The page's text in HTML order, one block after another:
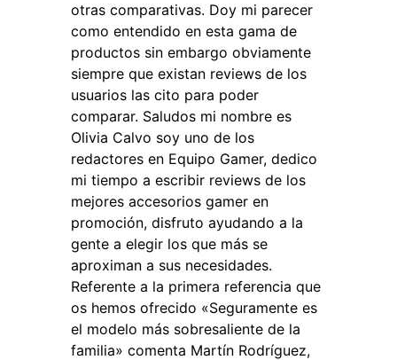
otras comparativas. Doy mi parecer
como entendido en esta gama de
productos sin embargo obviamente
siempre que existan reviews de los
usuarios las cito para poder
comparar. Saludos mi nombre es
Olivia Calvo soy uno de los
redactores en Equipo Gamer, dedico
mi tiempo a escribir reviews de los
mejores accesorios gamer en
promoción, disfruto ayudando a la
gente a elegir los que más se
aproximan a sus necesidades.
Referente a la primera referencia que
os hemos ofrecido «Seguramente es
el modelo más sobresaliente de la
familia» comenta Martín Rodríguez,